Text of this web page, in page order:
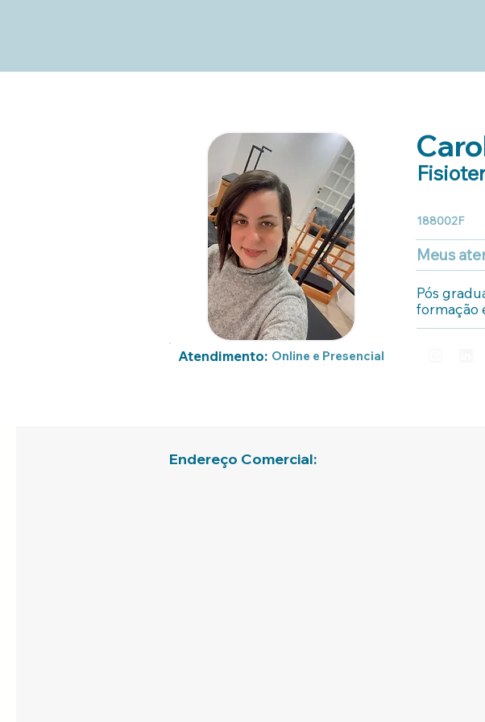
188002F
Meus
Pós
formação
Formação
Atendimento: Online e Presencial
Endereço Comercial: